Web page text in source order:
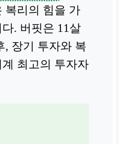
복리의 힘을 가
. 버핏은 11살
, 장기 투자와 복
최고의 투자자